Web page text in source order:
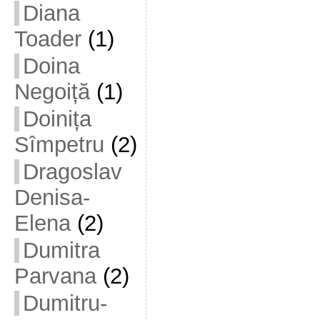
Diana
Toader(1)
Doina
Negoiță(1)
Doinița
Sîmpetru (2)
Dragoslav
Denisa-
Elena(2)
Dumitra
Parvana(2)
Dumitru-